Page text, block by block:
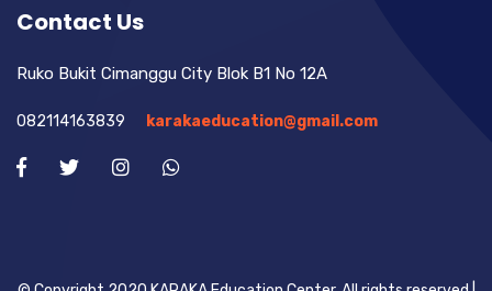
Contact Us
Ruko Bukit Cimanggu City Blok B1 No 12A
082114163839 karakaeducation@gmail.com